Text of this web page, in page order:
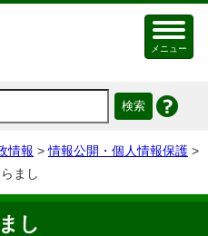
メニュー
情報 >情報公開・個人情報保護 >
まし
し